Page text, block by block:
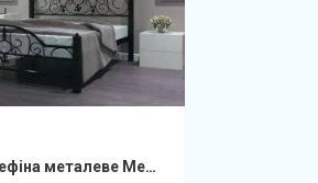
Ліжко Жозефіна металеве Метал-Дизайн